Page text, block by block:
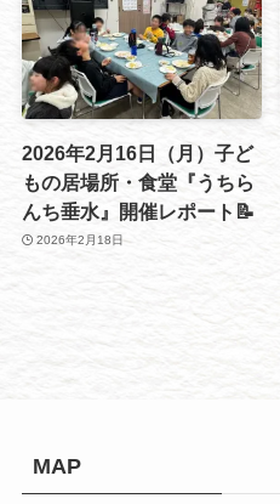
2026年2月16日（月）子ど
もの居場所・食堂『うちら
んち垂水』開催レポート📝
2026年2月18日
MAP